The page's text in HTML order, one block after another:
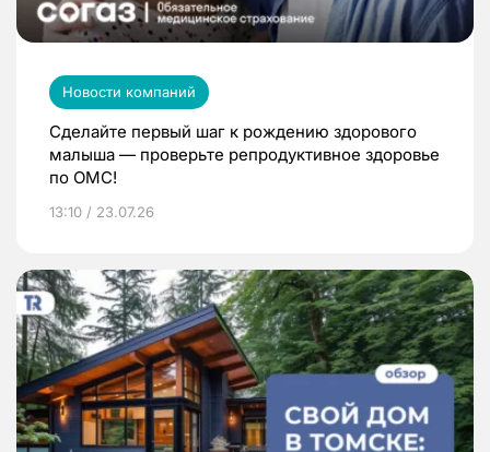
Новости компаний
Сделайте первый шаг к рождению здорового
малыша — проверьте репродуктивное здоровье
по ОМС!
13:10 / 23.07.26